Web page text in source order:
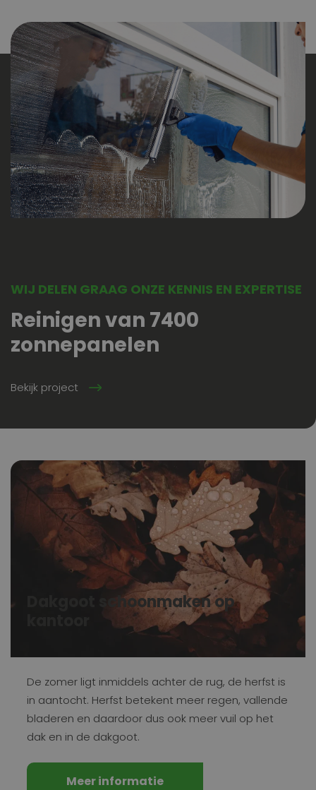
WIJ DELEN GRAAG ONZE KENNIS EN EXPERTISE
Reinigen van 7400
zonnepanelen
Bekijk project
Dakgoot schoonmaken op
De zomer ligt inmiddels achter de rug, de herfst is
in aantocht. Herfst betekent meer regen, vallende
bladeren en daardoor dus ook meer vuil op het
dak en in de dakgoot.
Meer informatie